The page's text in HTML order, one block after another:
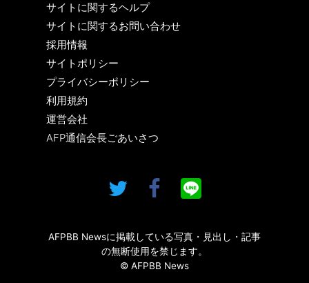
サイトに関するヘルプ
サイトに関するお問い合わせ
採用情報
サイトポリシー
プライバシーポリシー
利用規約
運営会社
AFP通信会長ごあいさつ
AFPBB Newsに掲載している写真・見出し・記事
の無断使用を禁じます。
© AFPBB News